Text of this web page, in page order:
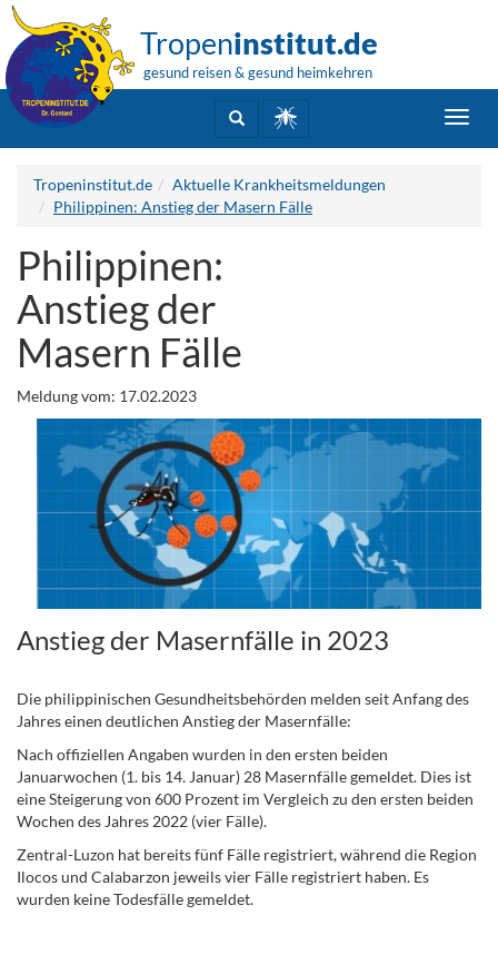
Tropeninstitut.de
gesund reisen & gesund heimkehren
Tropeninstitut.de
Aktuelle Krankheitsmeldungen
Philippinen: Anstieg der Masern Fälle
Philippinen:
Anstieg der
Masern Fälle
Meldung vom: 17.02.2023
Anstieg der Masernfälle in 2023
Die philippinischen Gesundheitsbehörden melden seit Anfang des
Jahres einen deutlichen Anstieg der Masernfälle:
Nach offiziellen Angaben wurden in den ersten beiden
Januarwochen (1. bis 14. Januar) 28 Masernfälle gemeldet. Dies ist
eine Steigerung von 600 Prozent im Vergleich zu den ersten beiden
Wochen des Jahres 2022 (vier Fälle).
Zentral-Luzon hat bereits fünf Fälle registriert, während die Region
Ilocos und Calabarzon jeweils vier Fälle registriert haben. Es
wurden keine Todesfälle gemeldet.